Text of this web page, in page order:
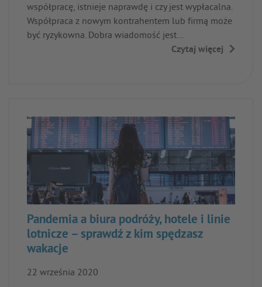
współpracę, istnieje naprawdę i czy jest wypłacalna.
Współpraca z nowym kontrahentem lub firmą może
być ryzykowna. Dobra wiadomość jest…
Czytaj więcej
Pandemia a biura podróży, hotele i linie
lotnicze – sprawdź z kim spędzasz
wakacje
22 września 2020